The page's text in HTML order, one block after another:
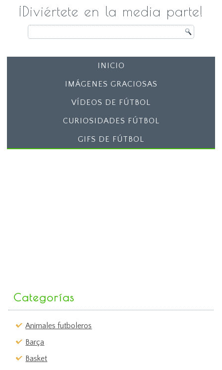
¡Diviértete en la media parte!
INICIO
IMÁGENES GRACIOSAS
VÍDEOS DE FÚTBOL
CURIOSIDADES FÚTBOL
GIFS DE FÚTBOL
Categorías
Animales futboleros
Barça
Basket